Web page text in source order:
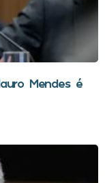
Mendes é